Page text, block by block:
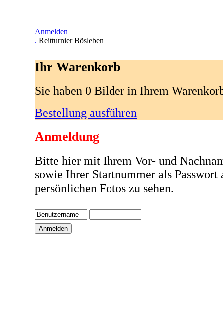
Anmelden
. Reitturnier Bösleben
Ihr Warenkorb
Sie haben 0 Bilder in Ihrem
Bestellung ausführen
Anmeldung
Bitte hier mit Ihrem Vor- und
sowie Ihrer Startnummer als Passwort
persönlichen Fotos zu sehen.